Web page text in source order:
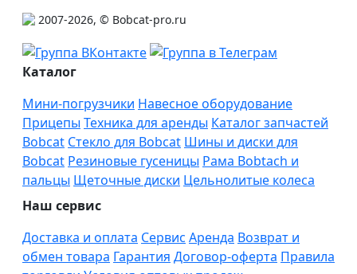
2007-2026, © Bobcat-pro.ru
Каталог
Мини-погрузчики Навесное оборудование
Прицепы Техника для аренды Каталог запчастей
Bobcat Стекло для Bobcat Шины и диски для
Bobcat Резиновые гусеницы Рама Bobtach и
пальцы Щеточные диски Цельнолитые колеса
Наш сервис
Доставка и оплата Сервис Аренда Возврат и
обмен товара Гарантия Договор-оферта Правила